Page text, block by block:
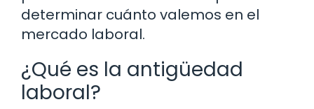
determinar cuánto valemos en el
mercado laboral.
¿Qué es la antigüedad
laboral?